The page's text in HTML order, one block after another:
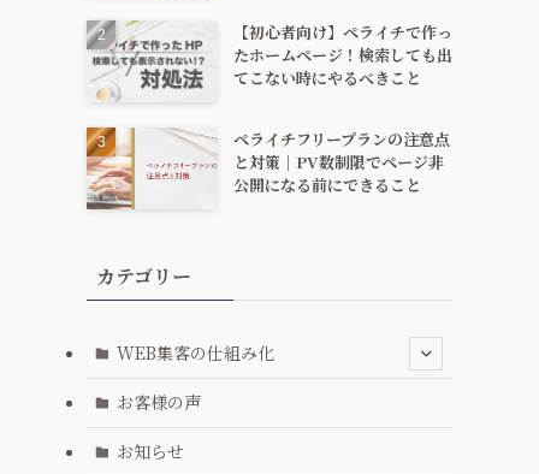
【初心者向け】ペライチで作っ
たホームページ！検索しても出
てこない時にやるべきこと
ペライチフリープランの注意点
と対策｜PV数制限でページ非
公開になる前にできること
カテゴリー
WEB集客の仕組み化
お客様の声
お知らせ